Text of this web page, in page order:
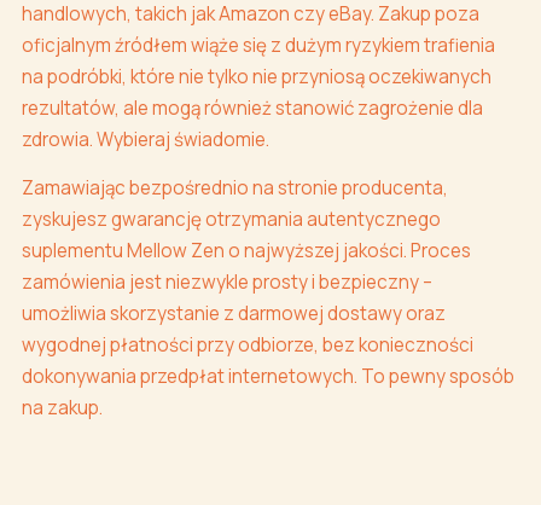
handlowych, takich jak Amazon czy eBay. Zakup poza
oficjalnym źródłem wiąże się z dużym ryzykiem trafienia
na podróbki, które nie tylko nie przyniosą oczekiwanych
rezultatów, ale mogą również stanowić zagrożenie dla
zdrowia. Wybieraj świadomie.
Zamawiając bezpośrednio na stronie producenta,
zyskujesz gwarancję otrzymania autentycznego
suplementu Mellow Zen o najwyższej jakości. Proces
zamówienia jest niezwykle prosty i bezpieczny –
umożliwia skorzystanie z darmowej dostawy oraz
wygodnej płatności przy odbiorze, bez konieczności
dokonywania przedpłat internetowych. To pewny sposób
na zakup.